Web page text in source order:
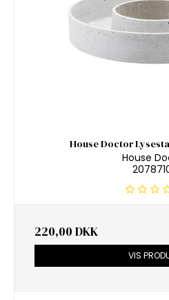
House Doctor
House
220,00 DKK
VIS